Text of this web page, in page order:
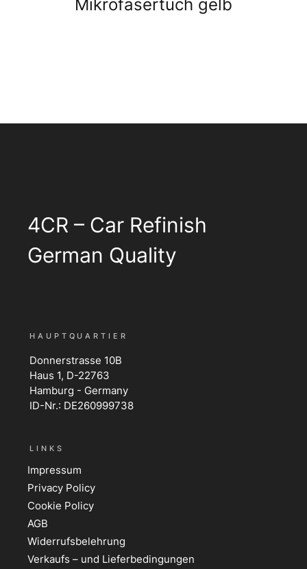
Mikrofasertuch gelb
4CR – Car Refinish
German Quality
HAUPTQUARTIER
Donnerstrasse 10B
Haus 1, D-22763
Hamburg - Germany
ID-Nr.: DE260999738
LINKS
Impressum
Privacy Policy
Cookie Policy
AGB
Widerrufsbelehrung
Verkaufs – und Lieferbedingungen